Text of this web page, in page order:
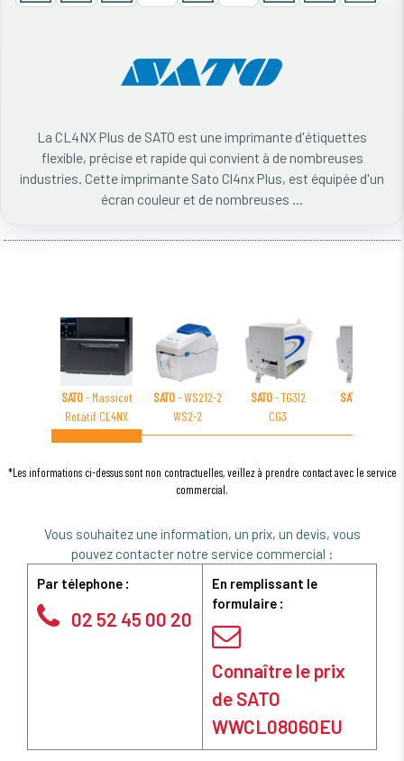
La CL4NX Plus de SATO est une imprimante d'étiquettes
flexible, précise et rapide qui convient à de nombreuses
industries. Cette imprimante Sato Cl4nx Plus, est équipée d'un
écran couleur et de nombreuses ...
SATO- Massicot
Rotatif CL4NX
SATO- WS212-2
WS2-2
SATO- TG312
CG3
SATO
*Les informations ci-dessus sont non contractuelles, veillez à prendre contact avec le service
commercial.
Vous souhaitez une information, un prix, un devis, vous
pouvez contacter notre service commercial :
Par télephone :
02 52 45 00 20
En remplissant le
formulaire :
Connaître le prix
de SATO
WWCL08060EU